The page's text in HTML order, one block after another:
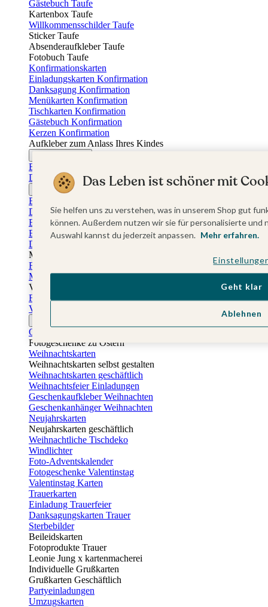
Gästebuch Taufe
Kartenbox Taufe
Willkommensschilder Taufe
Sticker Taufe
Absenderaufkleber Taufe
Fotobuch Taufe
Konfirmationskarten
Einladungskarten Konfirmation
Danksagung Konfirmation
Menükarten Konfirmation
Tischkarten Konfirmation
Gästebuch Konfirmation
Kerzen Konfirmation
Aufkleber zum Anlass Ihres Kindes
Einladungskarten Firmung
Dankeskarten Firmung
Jugendweihekarten
Einladungskarten Jugendweihe
Dankeskarten Jugendweihe
Einschulungskarten
Einladungskarten Einschulung
Danksagung Einschulung
Muttertag
Fotogeschenke Muttertag
Muttertagskarten
Vatertag
Fotogeschenke Vatertag
Vatertagskarten
Osterkarten
Fotogeschenke zu Ostern
Weihnachtskarten
Weihnachtskarten selbst gestalten
Weihnachtskarten geschäftlich
Weihnachtsfeier Einladungen
Geschenkaufkleber Weihnachten
Geschenkanhänger Weihnachten
Neujahrskarten
Neujahrskarten geschäftlich
Weihnachtliche Tischdeko
Windlichter
Foto-Adventskalender
Fotogeschenke Valentinstag
Valentinstag Karten
Trauerkarten
Einladung Trauerfeier
Danksagungskarten Trauer
Sterbebilder
Beileidskarten
Fotoprodukte Trauer
Leonie Jung x kartenmacherei
Individuelle Grußkarten
Grußkarten Geschäftlich
Partyeinladungen
Umzugskarten
Das Leben ist schöner mit
Sie helfen uns zu verstehen, was in unserem Shop gut
können. Außerdem nutzen wir sie für personalisierte
Auswahl kannst du jederzeit anpassen. Mehr erfahren.
Ablehnen
Geht klar